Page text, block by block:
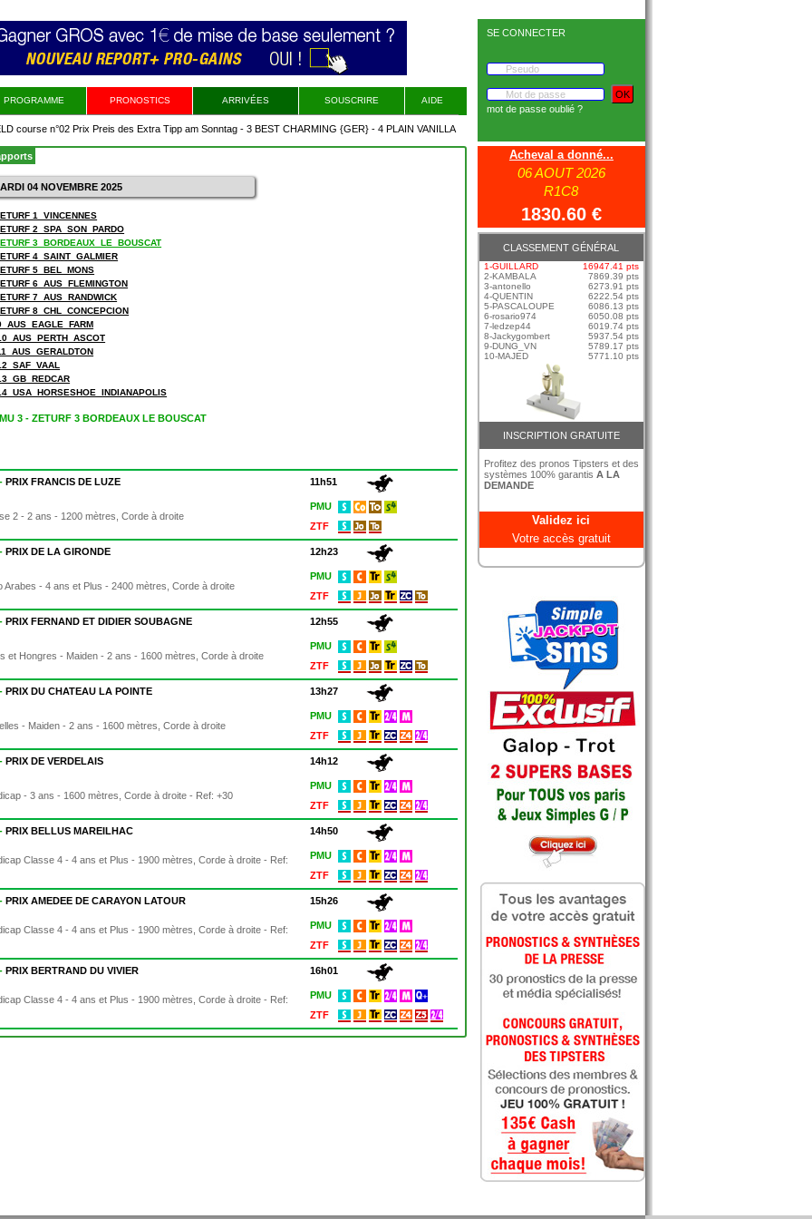
PROGRAMME PRONOSTICS ARRIVÉES SOUSCRIRE AIDE
course n°02 Prix Preis des Extra Tipp am Sonntag - 3 BEST CHARMING {GER} - 4 PLAIN VANILLA {IRE}
{GER} - 2 ADAM SMITH {GER} - 6 MERIDA {GER}
SE CONNECTER
mot de passe oublié ?
04 NOVEMBRE 2025
1_VINCENNES
2_SPA_SON_PARDO
3_BORDEAUX_LE_BOUSCAT
4_SAINT_GALMIER
5_BEL_MONS
6_AUS_FLEMINGTON
7_AUS_RANDWICK
8_CHL_CONCEPCION
3 - ZETURF 3 BORDEAUX LE BOUSCAT
-PRIX FRANCIS DE LUZE 11h51
2 - 2 ans - 1200 mètres, Corde à droite
PMU
ZTF
-PRIX DE LA GIRONDE 12h23
Arabes - 4 ans et Plus - 2400 mètres, Corde à droite
PMU
ZTF
-PRIX FERNAND ET DIDIER SOUBAGNE 12h55
et Hongres - Maiden - 2 ans - 1600 mètres, Corde à droite
PMU
ZTF
-PRIX DU CHATEAU LA POINTE 13h27
- Maiden - 2 ans - 1600 mètres, Corde à droite
PMU
ZTF
-PRIX DE VERDELAIS 14h12
- 3 ans - 1600 mètres, Corde à droite - Ref: +30
PMU
ZTF
-PRIX BELLUS MAREILHAC 14h50
Classe 4 - 4 ans et Plus - 1900 mètres, Corde à droite - Ref:
PMU
ZTF
-PRIX AMEDEE DE CARAYON LATOUR 15h26
Classe 4 - 4 ans et Plus - 1900 mètres, Corde à droite - Ref:
PMU
ZTF
-PRIX BERTRAND DU VIVIER 16h01
Classe 4 - 4 ans et Plus - 1900 mètres, Corde à droite - Ref:
PMU
ZTF
Acheval a donné...
06 AOUT 2026
R1C8
1830.60 €
CLASSEMENT GÉNÉRAL
1-GUILLARD
16947.41 pts
2-KAMBALA
7869.39 pts
3-antonello
6273.91 pts
4-QUENTIN
6222.54 pts
5-PASCALOUPE
6086.13 pts
6-rosario974
6050.08 pts
7-ledzep44
6019.74 pts
8-Jackygombert
5937.54 pts
9-DUNG_VN
5789.17 pts
10-MAJED
5771.10 pts
INSCRIPTION GRATUITE
Profitez des pronos Tipsters et des
systèmes 100% garantis A LA
DEMANDE
Validez ici
Votre accès gratuit